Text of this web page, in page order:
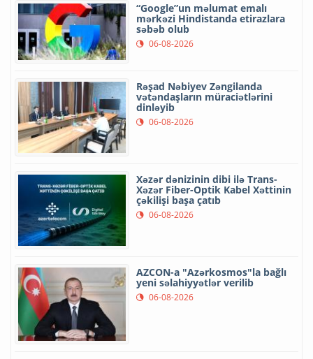
“Google”un məlumat emalı
mərkəzi Hindistanda etirazlara
səbəb olub
06-08-2026
Rəşad Nəbiyev Zəngilanda
vətəndaşların müraciətlərini
dinləyib
06-08-2026
Xəzər dənizinin dibi ilə Trans-
Xəzər Fiber-Optik Kabel Xəttinin
çəkilişi başa çatıb
06-08-2026
AZCON-a "Azərkosmos"la bağlı
yeni səlahiyyətlər verilib
06-08-2026